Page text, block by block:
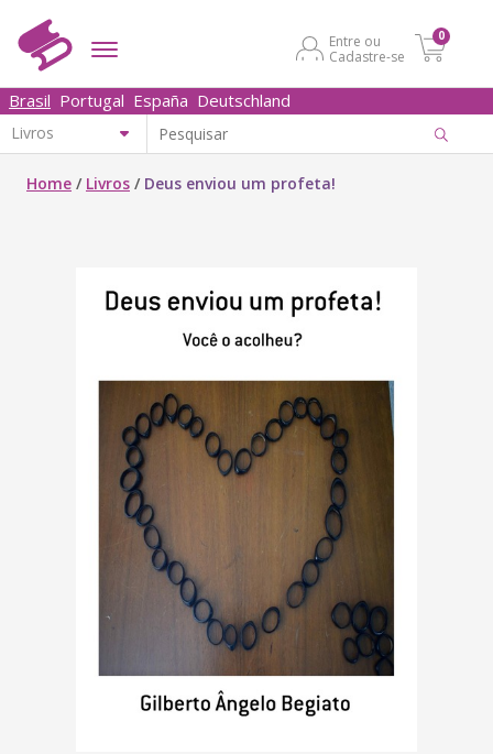
Entre ou
Cadastre-se
0
Brasil Portugal España Deutschland
Home / Livros / Deus enviou um profeta!